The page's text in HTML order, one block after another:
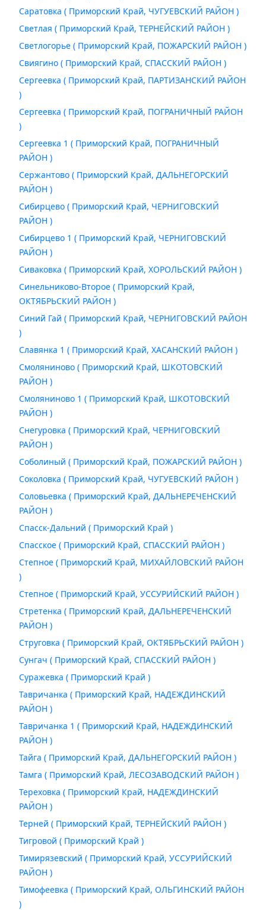
Саратовка ( Приморский Край, ЧУГУЕВСКИЙ РАЙОН )
Светлая ( Приморский Край, ТЕРНЕЙСКИЙ РАЙОН )
Светлогорье ( Приморский Край, ПОЖАРСКИЙ РАЙОН )
Свиягино ( Приморский Край, СПАССКИЙ РАЙОН )
Сергеевка ( Приморский Край, ПАРТИЗАНСКИЙ РАЙОН
)
Сергеевка ( Приморский Край, ПОГРАНИЧНЫЙ РАЙОН
)
Сергеевка 1 ( Приморский Край, ПОГРАНИЧНЫЙ
РАЙОН )
Сержантово ( Приморский Край, ДАЛЬНЕГОРСКИЙ
РАЙОН )
Сибирцево ( Приморский Край, ЧЕРНИГОВСКИЙ
РАЙОН )
Сибирцево 1 ( Приморский Край, ЧЕРНИГОВСКИЙ
РАЙОН )
Сиваковка ( Приморский Край, ХОРОЛЬСКИЙ РАЙОН )
Синельниково-Второе ( Приморский Край,
ОКТЯБРЬСКИЙ РАЙОН )
Синий Гай ( Приморский Край, ЧЕРНИГОВСКИЙ РАЙОН
)
Славянка 1 ( Приморский Край, ХАСАНСКИЙ РАЙОН )
Смоляниново ( Приморский Край, ШКОТОВСКИЙ
РАЙОН )
Смоляниново 1 ( Приморский Край, ШКОТОВСКИЙ
РАЙОН )
Снегуровка ( Приморский Край, ЧЕРНИГОВСКИЙ
РАЙОН )
Соболиный ( Приморский Край, ПОЖАРСКИЙ РАЙОН )
Соколовка ( Приморский Край, ЧУГУЕВСКИЙ РАЙОН )
Соловьевка ( Приморский Край, ДАЛЬНЕРЕЧЕНСКИЙ
РАЙОН )
Спасск-Дальний ( Приморский Край )
Спасское ( Приморский Край, СПАССКИЙ РАЙОН )
Степное ( Приморский Край, МИХАЙЛОВСКИЙ РАЙОН
)
Степное ( Приморский Край, УССУРИЙСКИЙ РАЙОН )
Стретенка ( Приморский Край, ДАЛЬНЕРЕЧЕНСКИЙ
РАЙОН )
Струговка ( Приморский Край, ОКТЯБРЬСКИЙ РАЙОН )
Сунгач ( Приморский Край, СПАССКИЙ РАЙОН )
Суражевка ( Приморский Край )
Тавричанка ( Приморский Край, НАДЕЖДИНСКИЙ
РАЙОН )
Тавричанка 1 ( Приморский Край, НАДЕЖДИНСКИЙ
РАЙОН )
Тайга ( Приморский Край, ДАЛЬНЕГОРСКИЙ РАЙОН )
Тамга ( Приморский Край, ЛЕСОЗАВОДСКИЙ РАЙОН )
Тереховка ( Приморский Край, НАДЕЖДИНСКИЙ
РАЙОН )
Терней ( Приморский Край, ТЕРНЕЙСКИЙ РАЙОН )
Тигровой ( Приморский Край )
Тимирязевский ( Приморский Край, УССУРИЙСКИЙ
РАЙОН )
Тимофеевка ( Приморский Край, ОЛЬГИНСКИЙ РАЙОН
)